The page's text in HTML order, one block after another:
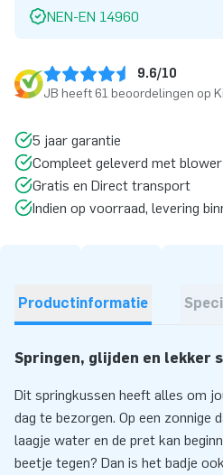
NEN-EN 14960
9.6/10
JB heeft 61 beoordelingen op
5 jaar garantie
Compleet geleverd met blower
Gratis en Direct transport
Indien op voorraad, levering
Productinformatie
Springen, glijden en lekker
Dit springkussen heeft alles om
dag te bezorgen. Op een zonnige
laagje water en de pret kan
beetje tegen? Dan is het badje